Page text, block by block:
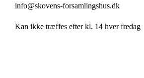
info@skovens-forsamlingshus.dk
Kan ikke træffes efter kl. 14 hver fredag